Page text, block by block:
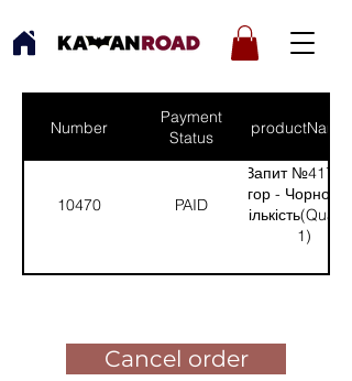
Number
Payment
Status
productNames
10470 PAID
Запит №417 від:
Ігор -
1)
Cancel order